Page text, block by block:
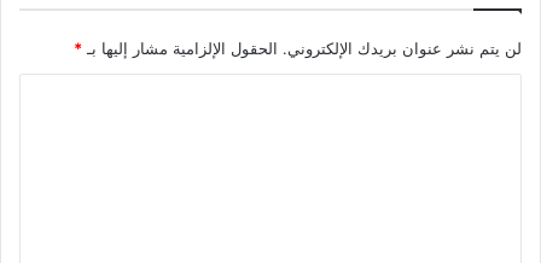
لن يتم نشر عنوان بريدك الإلكتروني. الحقول الإلزامية مشار إليها بـ*